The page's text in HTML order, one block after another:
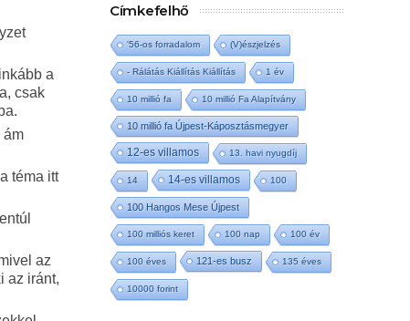
a
csak
ám
téma itt
az
az iránt,
Címkefelhő
'56-os forradalom (V)észjelzés
- Rálátás Kiállítás Kiállítás 1 év
10 millió fa 10 millió Fa Alapítvány
10 millió fa Újpest-Káposztásmegyer
12-es villamos 13. havi nyugdíj
14 14-es villamos 100
100 Hangos Mese Újpest
100 milliós keret 100 nap 100 év
100 éves 121-es busz 135 éves
10000 forint